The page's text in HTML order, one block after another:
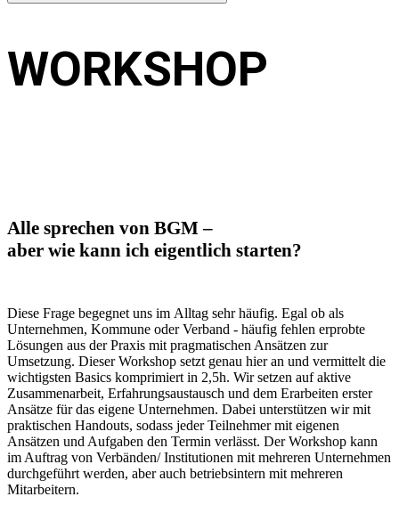
WORKSHOP
Alle sprechen von BGM –
aber wie kann ich eigentlich starten?
Diese Frage begegnet uns im Alltag sehr häufig. Egal ob als
Unternehmen, Kommune oder Verband - häufig fehlen erprobte
Lösungen aus der Praxis mit pragmatischen Ansätzen zur
Umsetzung. Dieser Workshop setzt genau hier an und vermittelt die
wichtigsten Basics komprimiert in 2,5h. Wir setzen auf aktive
Zusammenarbeit, Erfahrungsaustausch und dem Erarbeiten erster
Ansätze für das eigene Unternehmen. Dabei unterstützen wir mit
praktischen Handouts, sodass jeder Teilnehmer mit eigenen
Ansätzen und Aufgaben den Termin verlässt. Der Workshop kann
im Auftrag von Verbänden/ Institutionen mit mehreren Unternehmen
durchgeführt werden, aber auch betriebsintern mit mehreren
Mitarbeitern.